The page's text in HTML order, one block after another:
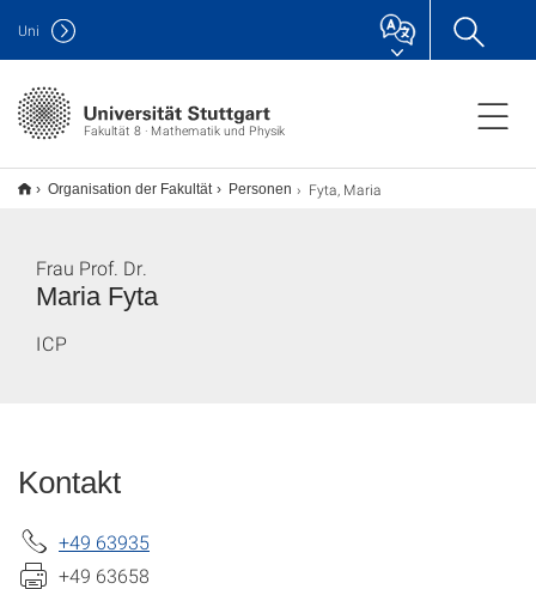
Fakultät 8 · Mathematik und Physik
Uni
Organisation der Fakultät Personen Fyta, Maria
Maria Fyta
Frau Prof. Dr.
ICP
Kontakt
+49 63935
+49 63658